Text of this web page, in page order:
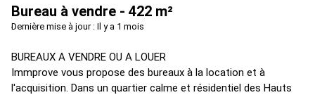
Bureau à vendre - 422 m²
Dernière mise à jour : Il y a 1 mois
BUREAUX A VENDRE OU A LOUER
Immprove vous propose des bureaux à la location et à
l'acquisition. Dans un quartier calme et résidentiel des Hauts